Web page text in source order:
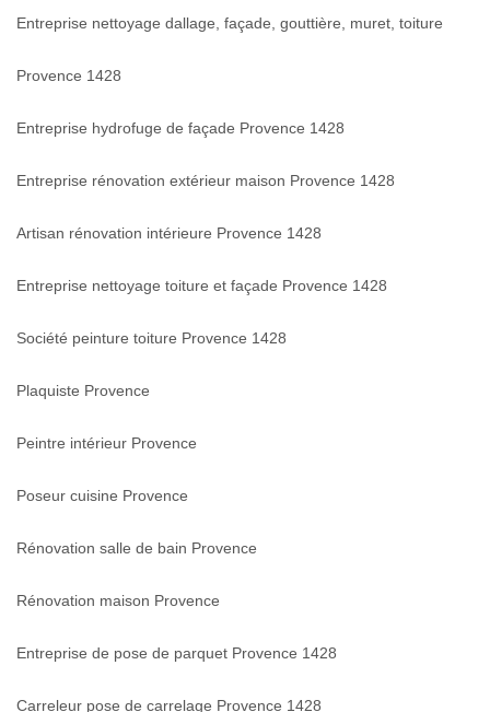
Entreprise nettoyage dallage, façade, gouttière, muret, toiture
Provence 1428
Entreprise hydrofuge de façade Provence 1428
Entreprise rénovation extérieur maison Provence 1428
Artisan rénovation intérieure Provence 1428
Entreprise nettoyage toiture et façade Provence 1428
Société peinture toiture Provence 1428
Plaquiste Provence
Peintre intérieur Provence
Poseur cuisine Provence
Rénovation salle de bain Provence
Rénovation maison Provence
Entreprise de pose de parquet Provence 1428
Carreleur pose de carrelage Provence 1428